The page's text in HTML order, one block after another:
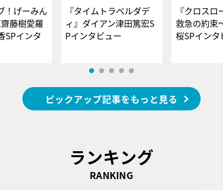
！げーみん
藤樹愛羅
SPインタ
『タイムトラベルダデ
ィ』ダイアン津田篤宏S
Pインタビュー
『クロス
救急の約束
桜SPイ
ピックアップ記事をもっと見る
ランキング
RANKING